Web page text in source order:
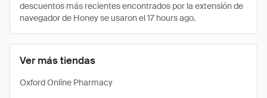
Ver más tiendas
Oxford Online Pharmacy
descuentos más recientes encontrados por la extensión de
navegador de Honey se usaron el 17 hours ago.